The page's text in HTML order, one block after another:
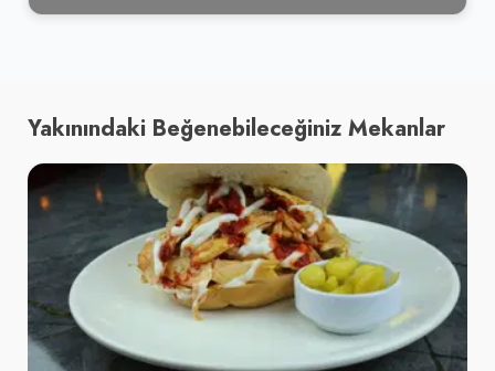
Yakınındaki Beğenebileceğiniz Mekanlar